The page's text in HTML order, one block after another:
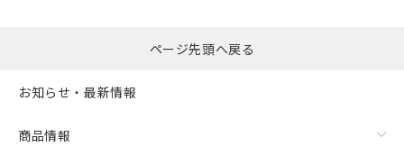
ページ先頭へ戻る
お知らせ・最新情報
商品情報